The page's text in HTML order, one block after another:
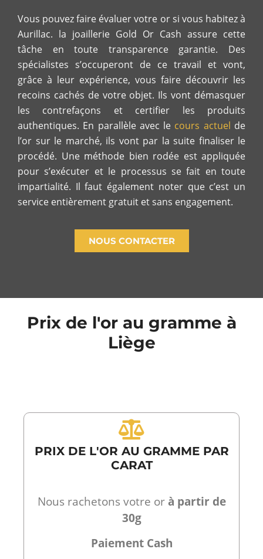
Vous pouvez faire évaluer votre or si vous habitez à
Aurillac. la joaillerie Gold Or Cash assure cette
tâche en toute transparence garantie. Des
spécialistes s’occuperont de ce travail et vont,
grâce à leur expérience, vous faire découvrir les
recoins cachés de votre objet. Ils vont démasquer
les contrefaçons et certifier les produits
authentiques. En parallèle avec le cours actuel de
l’or sur le marché, ils vont par la suite finaliser le
procédé. Une méthode bien rodée est appliquée
pour s’exécuter et le processus se fait en toute
impartialité. Il faut également noter que c’est un
service entièrement gratuit et sans engagement.
NOUS CONTACTER
Prix de l'or au gramme à
Liège
PRIX DE L'OR AU GRAMME PAR
CARAT
Nous rachetons votre orà partir de
30g
Paiement Cash